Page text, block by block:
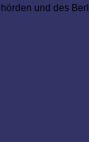
und des